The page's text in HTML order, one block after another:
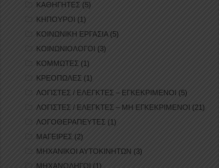
ΚΑΘΗΓΗΤΕΣ (5)
ΚΗΠΟΥΡΟΙ (1)
ΚΟΙΝΩΝΙΚΗ ΕΡΓΑΣΙΑ(5)
ΚΟΙΝΩΝΙΟΛΟΓΟΙ (3)
ΚΟΜΜΩΤΕΣ (1)
ΚΡΕΟΠΩΛΕΣ (1)
ΛΟΓΙΣΤΕΣ / ΕΛΕΓΚΤΕΣ – ΕΓΚΕΚΡΙΜΕΝΟΙ (5)
ΛΟΓΙΣΤΕΣ / ΕΛΕΓΚΤΕΣ – ΜΗ ΕΓΚΕΚΡΙΜΕΝΟΙ (21)
ΛΟΓΟΘΕΡΑΠΕΥΤΕΣ (1)
ΜΑΓΕΙΡΕΣ (2)
ΜΗΧΑΝΙΚΟΙ ΑΥΤΟΚΙΝΗΤΩΝ (3)
ΜΗΧΑΝΟΔΗΓΟΙ (1)